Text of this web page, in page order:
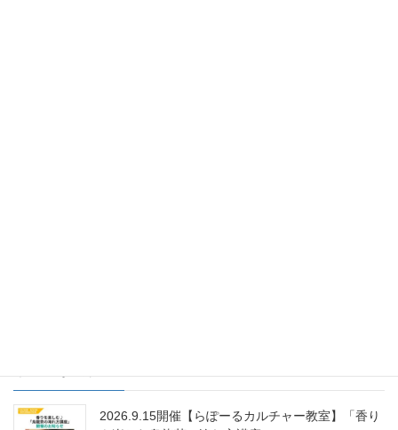
2026.9.15開催【らぽーるカルチャー教室】「香り